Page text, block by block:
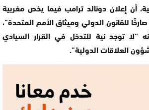
أن إعلان دونالد ترامب فيما يخص مغربية
للقانون الدولي وميثاق الأمم المتحدة”،
“لا توجد نية للتدخل في القرار السيادي
العلاقات الدولية”.